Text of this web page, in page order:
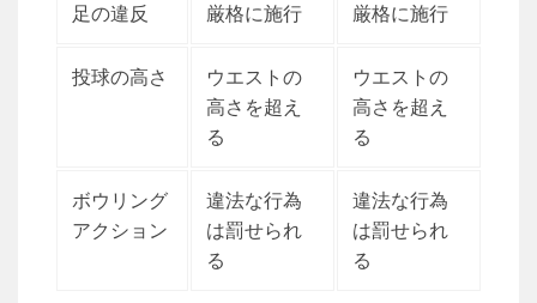
足の違反 厳格に施行 厳格に施行
投球の高さ
ウエストの
高さを超え
る
ウエストの
高さを超え
る
ボウリング
アクション
違法な行為
は罰せられ
る
違法な行為
は罰せられ
る